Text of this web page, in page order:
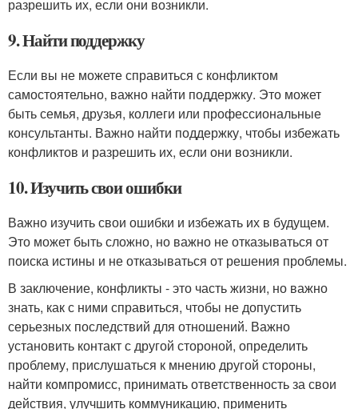
разрешить их, если они возникли.
9. Найти поддержку
Если вы не можете справиться с конфликтом
самостоятельно, важно найти поддержку. Это может
быть семья, друзья, коллеги или профессиональные
консультанты. Важно найти поддержку, чтобы избежать
конфликтов и разрешить их, если они возникли.
10. Изучить свои ошибки
Важно изучить свои ошибки и избежать их в будущем.
Это может быть сложно, но важно не отказываться от
поиска истины и не отказываться от решения проблемы.
В заключение, конфликты - это часть жизни, но важно
знать, как с ними справиться, чтобы не допустить
серьезных последствий для отношений. Важно
установить контакт с другой стороной, определить
проблему, прислушаться к мнению другой стороны,
найти компромисс, принимать ответственность за свои
действия, улучшить коммуникацию, применить